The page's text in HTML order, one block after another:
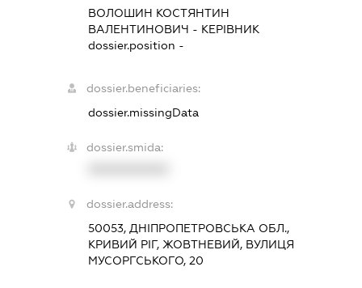
ВОЛОШИН КОСТЯНТИН
ВАЛЕНТИНОВИЧ - КЕРІВНИК
dossier.position -
dossier.beneficiaries:
dossier.missingData
dossier.smida:
dossier.address:
50053, ДНІПРОПЕТРОВСЬКА ОБЛ.,
КРИВИЙ РІГ, ЖОВТНЕВИЙ, ВУЛИЦЯ
МУСОРГСЬКОГО, 20